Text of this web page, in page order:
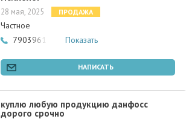
28 мая, 2025 ПРОДАЖА
Частное
79039616349Показать
НАПИСАТЬ
куплю любую продукцию данфосс
дорого срочно